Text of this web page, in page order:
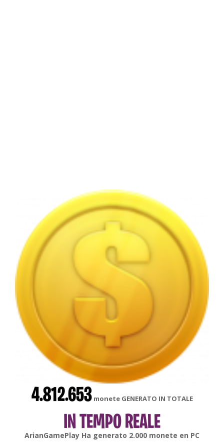
4.812.653 monete GENERATO IN TOTALE
IN TEMPO REALE
gonsabellaHa generato6.000monete enAndroid